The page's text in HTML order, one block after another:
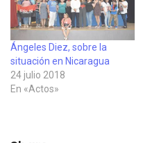
Ángeles Diez, sobre la
situación en Nicaragua
24 julio 2018
En «Actos»